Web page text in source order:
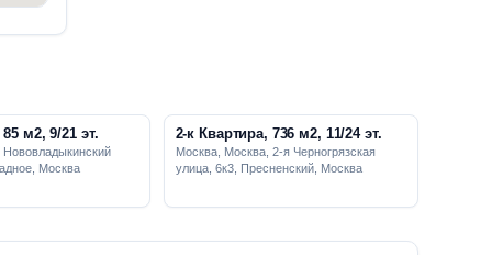
м2, 9/21 эт.
Москва
2-к Квартира, 736 м2, 11/24 эт.
Москва, Москва, 2-я Черногрязская
улица, 6к3, Пресненский, Москва